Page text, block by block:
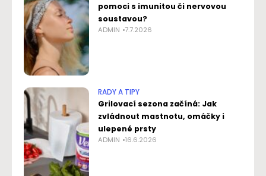
pomoci s imunitou či nervovou
soustavou?
ADMIN 7.7.2026
RADY A TIPY
Grilovací sezona začíná: Jak
zvládnout mastnotu, omáčky i
ulepené prsty
ADMIN 16.6.2026